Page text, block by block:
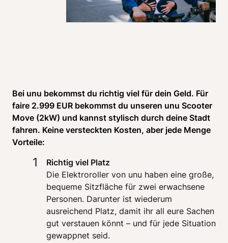
Bei unu bekommst du richtig viel für dein Geld. Für
faire 2.999 EUR bekommst du unseren unu Scooter
Move (2kW) und kannst stylisch durch deine Stadt
fahren. Keine versteckten Kosten, aber jede Menge
Vorteile:
1
Die Elektroroller von unu haben eine große,
bequeme Sitzfläche für zwei erwachsene
Personen. Darunter ist wiederum
ausreichend Platz, damit ihr all eure Sachen
gut verstauen könnt – und für jede Situation
gewappnet seid.